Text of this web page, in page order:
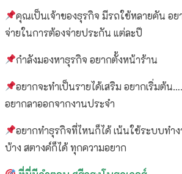
คุณเป็นเจ้าของธุรกิจ มีรถใช้หลายคัน อ
จ่ายในการต้องจ่ายประกัน แต่ละปี
กำลังมองหาธุรกิจ อยากตั้งหน้าร้าน
อยากจะทำเป็นรายได้เสริม อยากเริ่มต้น
อยากลาออกจากงานประจำ
อยากทำธุรกิจที่ไหนก็ได้ เน้นใช้ระบบทำ
บ้าง สตางค์ก็ได้ ทุกความอยาก